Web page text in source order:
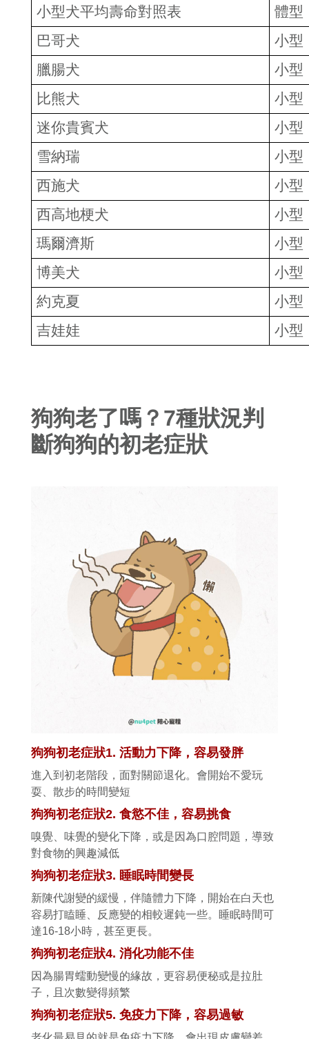
小型犬平均壽命對照表
體型
巴哥犬
小型
臘腸犬
小型
比熊犬
小型
迷你貴賓犬
小型
雪納瑞
小型
西施犬
小型
西高地梗犬
小型
瑪爾濟斯
小型
博美犬
小型
約克夏
小型
吉娃娃
小型
狗狗老了嗎？7種狀況判
斷狗狗的初老症狀
狗狗初老症狀1. 活動力下降，容易發胖
進入到初老階段，面對關節退化。會開始不愛玩
耍、散步的時間變短
狗狗初老症狀2. 食慾不佳，容易挑食
嗅覺、味覺的變化下降，或是因為口腔問題，導致
對食物的興趣減低
狗狗初老症狀3. 睡眠時間變長
新陳代謝變的緩慢，伴隨體力下降，開始在白天也
容易打瞌睡、反應變的相較遲鈍一些。睡眠時間可
達16-18小時，甚至更長。
狗狗初老症狀4. 消化功能不佳
因為腸胃蠕動變慢的緣故，更容易便秘或是拉肚
子，且次數變得頻繁
狗狗初老症狀5. 免疫力下降，容易過敏